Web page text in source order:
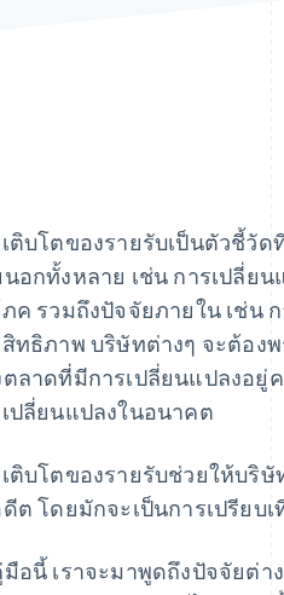
ติบโตของรายรับเป็นตัวชี้วั
อกทั้งหลาย เช่น การเปลี่ย
ค รวมถึงปัจจัยภายใน เช่น
ทธิภาพ บริษัทต่างๆ จะต้อง
ลาดที่มีการเปลี่ยนแปลงอยู่
ปลี่ยนแปลงในอนาคต
ติบโตของรายรับช่วยให้บริษั
ต โดยมักจะเป็นการเปรียบ
อนี้ เราจะมาพูดถึงปัจจัยต่า